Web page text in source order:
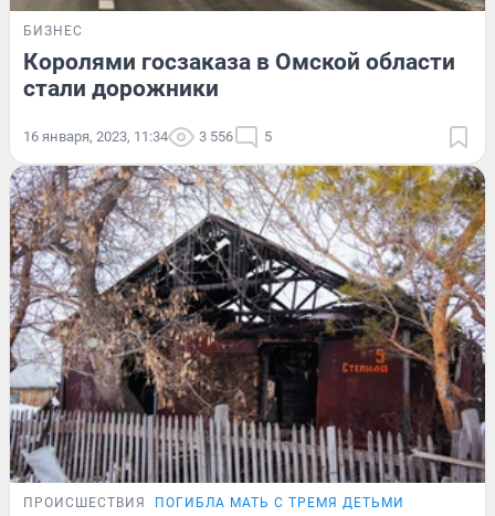
БИЗНЕС
Королями госзаказа в Омской области
стали дорожники
16 января, 2023, 11:34 3 556 5
ПРОИСШЕСТВИЯ ПОГИБЛА МАТЬ С ТРЕМЯ ДЕТЬМИ